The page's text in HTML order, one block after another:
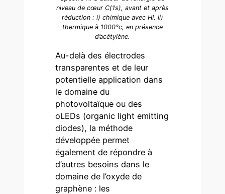
niveau de cœur C(1s), avant et après
réduction : i) chimique avec HI, ii)
thermique à 1000°c, en présence
d’acétylène.
Au-delà des électrodes
transparentes et de leur
potentielle application dans
le domaine du
photovoltaïque ou des
oLEDs (organic light emitting
diodes), la méthode
développée permet
également de répondre à
d’autres besoins dans le
domaine de l’oxyde de
graphène : les